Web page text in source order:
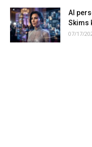
AI
Skims
07/17/